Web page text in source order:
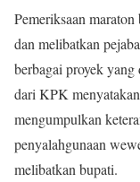
Pemeriksaan
dan melibatkan
berbagai proyek
dari KPK
mengumpulkan
penyalahgunaan
melibatkan bupati.